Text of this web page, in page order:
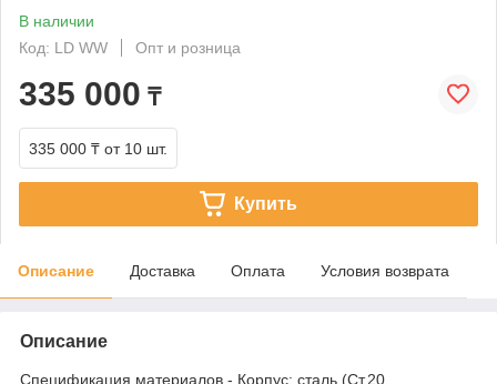
В наличии
Код: LD WW
Опт и розница
335 000 ₸
335 000 ₸ от 10 шт.
Купить
Описание Доставка Оплата Условия возврата
Описание
Спецификация материалов - Корпус: сталь (Ст.20,